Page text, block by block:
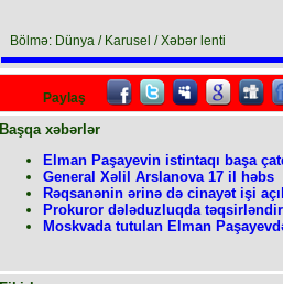
Bölmə: Dünya / Karusel / Xəbər lenti
Paylaş
Başqa xəbərlər
Elman Paşayevin istintaqı başa
General Xəlil Arslanova 17 il həbs
Rəqsanənin ərinə də cinayət işi
Prokuror dələduzluqda
Moskvada tutulan Elman